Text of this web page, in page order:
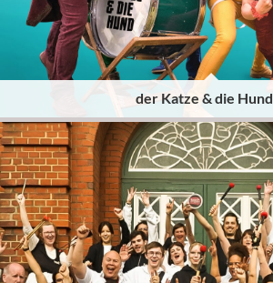
der Katze & die Hund